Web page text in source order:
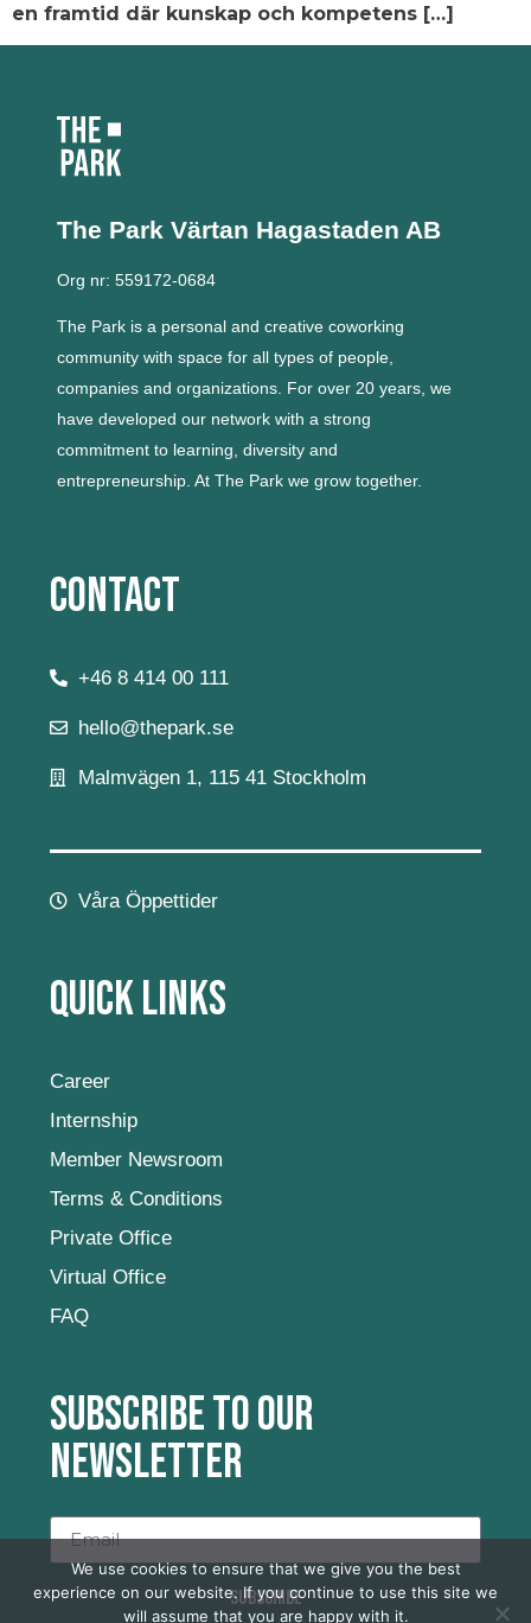
en framtid där kunskap och kompetens […]
The Park Värtan Hagastaden AB
Org nr: 559172-0684
The Park is a personal and creative coworking
community with space for all types of people,
companies and organizations. For over 20 years, we
have developed our network with a strong
commitment to learning, diversity and
entrepreneurship. At The Park we grow together.
Contact
+46 8 414 00 111
hello@thepark.se
Malmvägen 1, 115 41 Stockholm
Våra Öppettider
Quick Links
Career
Internship
Member Newsroom
Terms & Conditions
Private Office
Virtual Office
FAQ
Subscribe to our
newsletter
SUBSCRIBE
We use cookies to ensure that we give you the best
experience on our website. If you continue to use this site we
will assume that you are happy with it.